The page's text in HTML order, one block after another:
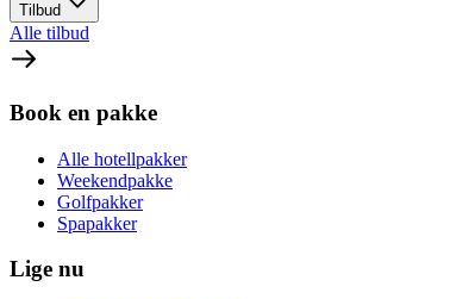
Tilbud
Alle tilbud
Book en pakke
Alle hotellpakker
Weekendpakke
Golfpakker
Spapakker
Lige nu